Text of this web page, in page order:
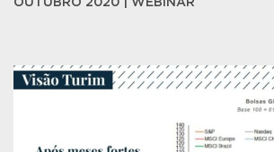
OUTUBRO 2020 | WEBINAR